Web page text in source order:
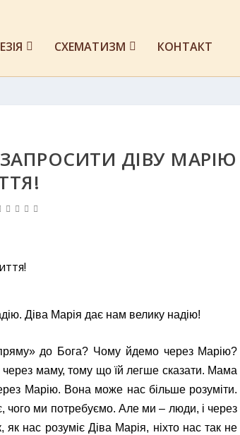
СХЕМАТИЗМ КОНТАКТ
E
ДІВУ МАРІЮ
Діва Марія дає нам велику надію!
до Бога? Чому йдемо через Марію?
маму, тому що їй легше сказати. Мама
Марію. Вона може нас більше розуміти.
чого ми потребуємо. Але ми – люди, і через
нас розуміє Діва Марія, ніхто нас так не